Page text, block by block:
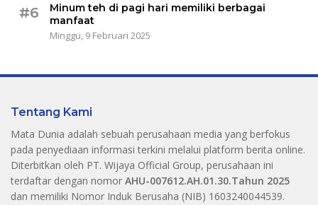
#6
Minum teh di pagi hari memiliki berbagai
manfaat
Minggu, 9 Februari 2025
Tentang Kami
Mata Dunia adalah sebuah perusahaan media yang berfokus
pada penyediaan informasi terkini melalui platform berita online.
Diterbitkan oleh PT. Wijaya Official Group, perusahaan ini
terdaftar dengan nomor AHU-007612.AH.01.30.Tahun 2025
dan memiliki Nomor Induk Berusaha (NIB) 1603240044539.